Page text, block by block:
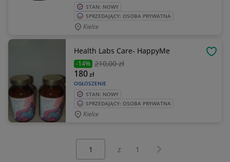
STAN: NOWY
SPRZEDAJĄCY: OSOBA PRYWATNA
Kielce
Health Labs Care- HappyMe
-14% 210,00 zł
OGŁOSZENIE
180zł
STAN: NOWY
SPRZEDAJĄCY: OSOBA PRYWATNA
Kielce
z 1 Następna strona